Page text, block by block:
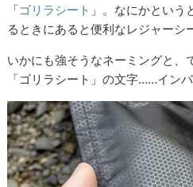
「ゴリラシート 」。なにかという
るときにあると便利なレジャーシ
いかにも強そうなネーミングと、
「ゴリラシート」の文字……インパ